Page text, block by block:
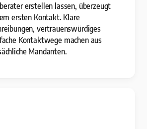
erstellen lassen, überzeugt
ersten Kontakt. Klare
vertrauenswürdiges
Kontaktwege machen aus
Mandanten.